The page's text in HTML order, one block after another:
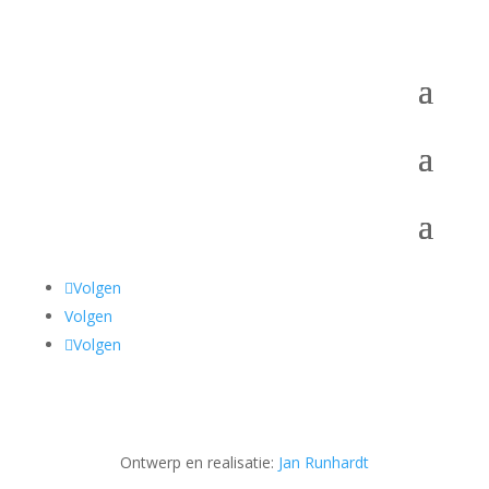
Volgen
Volgen
Volgen
Ontwerp en realisatie: Jan Runhardt